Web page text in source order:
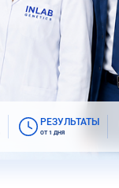
РЕЗУЛЬТАТЫ
ОТ 1 ДНЯ